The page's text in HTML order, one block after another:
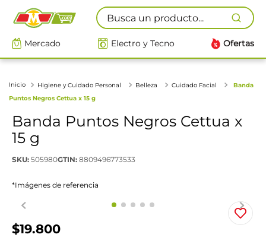
Busca un producto...
Mercado Electro y Tecno Ofertas
Higiene y Cuidado Personal Belleza Cuidado Facial
Banda
Puntos Negros Cettua x 15 g
Banda Puntos Negros Cettua x
15 g
SKU: 505980GTIN: 8809496773533
*Imágenes de referencia
$19.800